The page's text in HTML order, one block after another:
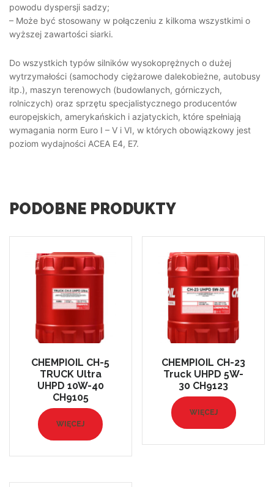
powodu dyspersji sadzy;
– Może być stosowany w połączeniu z kilkoma wszystkimi o
wyższej zawartości siarki.
Do wszystkich typów silników wysokoprężnych o dużej
wytrzymałości (samochody ciężarowe dalekobieżne, autobusy
itp.), maszyn terenowych (budowlanych, górniczych,
rolniczych) oraz sprzętu specjalistycznego producentów
europejskich, amerykańskich i azjatyckich, które spełniają
wymagania norm Euro I – V i VI, w których obowiązkowy jest
poziom wydajności ACEA E4, E7.
PODOBNE PRODUKTY
CHEMPIOIL CH-5
TRUCK Ultra
UHPD 10W-40
CH9105
WIĘCEJ
CHEMPIOIL CH-23
Truck UHPD 5W-
30 CH9123
WIĘCEJ